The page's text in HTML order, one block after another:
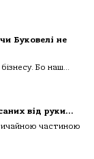
Буковелі не
Бо наш...
від руки…
частиною